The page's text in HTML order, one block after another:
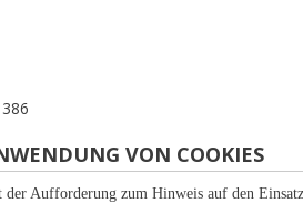
VON COOKIES
der Aufforderung zum Hinweis auf den